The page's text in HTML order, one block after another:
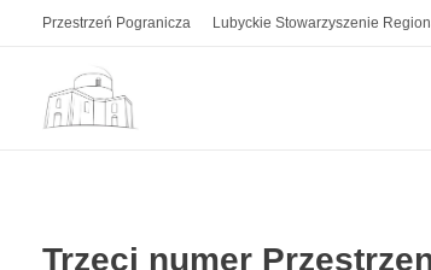
Przestrzeń Pogranicza Lubyckie Stowarzyszenie
Trzeci numer